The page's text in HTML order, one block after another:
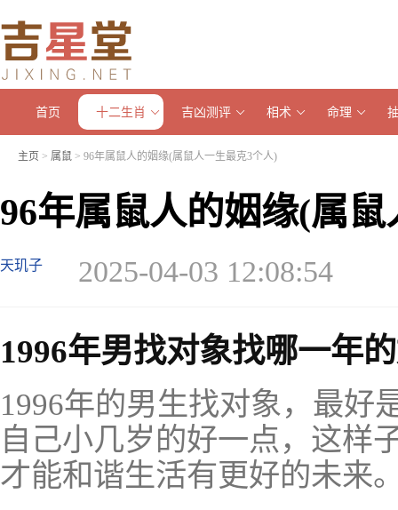
首页 十二生肖 吉凶测评 相术 命理
主页 > 属鼠 > 96年属鼠人的姻缘(属鼠人一生最克3个人)
96年属鼠人的姻缘(属
天玑子 2025-04-03 12:08:54
1996年男找对象找哪一年
1996年的男生找对象，最好
自己小几岁的好一点，这样
才能和谐生活有更好的未来